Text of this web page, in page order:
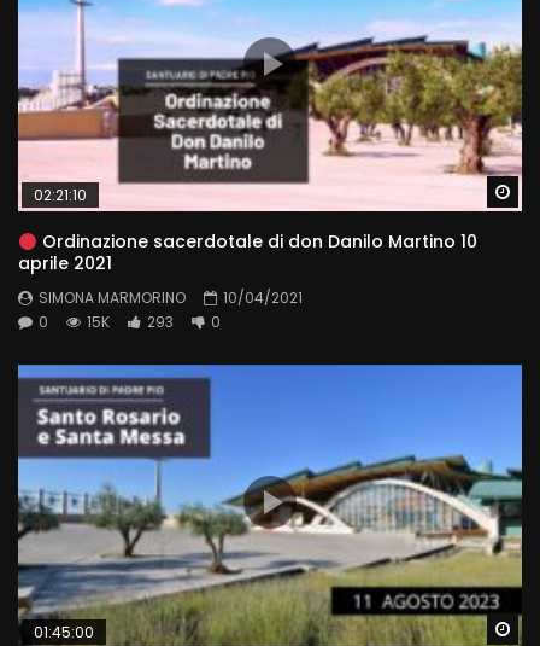
02:21:10
Ordinazione sacerdotale di don Danilo Martino 10
aprile 2021
SIMONA MARMORINO
10/04/2021
0
15K 293 0
01:45:00